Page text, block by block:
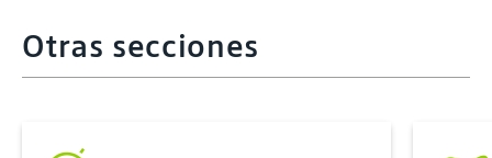
Otras secciones